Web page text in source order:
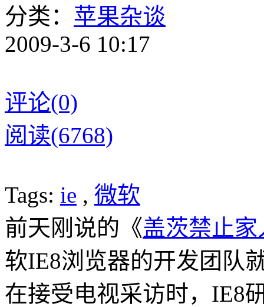
分类： 苹果杂谈
2009-3-6 10:17
评论(0)
阅读(6768)
Tags: ie , 微软
前天刚说的《盖茨禁止家
软IE8浏览器的开发团队
在接受电视采访时，IE8